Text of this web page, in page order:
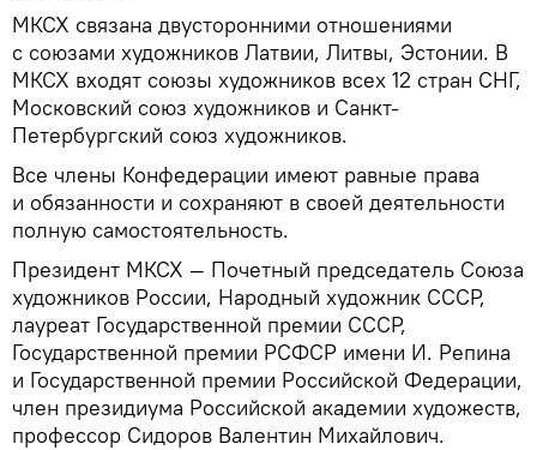
МКСХ связана двусторонними отношениями
с союзами художников Латвии, Литвы, Эстонии. В
МКСХ входят союзы художников всех 12 стран СНГ,
Московский союз художников и Санкт-
Петербургский союз художников.
Все члены Конфедерации имеют равные права
и обязанности и сохраняют в своей деятельности
полную самостоятельность.
Президент МКСХ — Почетный председатель Союза
художников России, Народный художник СССР,
лауреат Государственной премии СССР,
Государственной премии РСФСР имени И. Репина
и Государственной премии Российской Федерации,
член президиума Российской академии художеств,
профессор Сидоров Валентин Михайлович.